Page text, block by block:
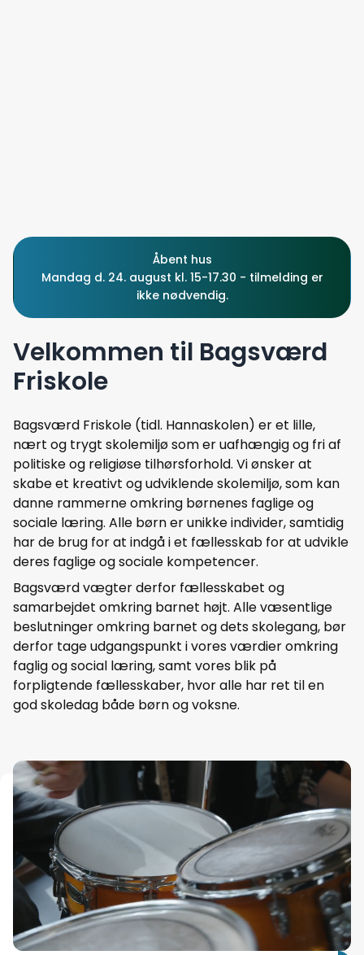
Åbent hus
Mandag d. 24. august kl. 15-17.30 - tilmelding er
ikke nødvendig.
Velkommen til Bagsværd
Friskole
Bagsværd Friskole (tidl. Hannaskolen) er et lille,
nært og trygt skolemiljø som er uafhængig og fri af
politiske og religiøse tilhørsforhold. Vi ønsker at
skabe et kreativt og udviklende skolemiljø, som kan
danne rammerne omkring børnenes faglige og
sociale læring. Alle børn er unikke individer, samtidig
har de brug for at indgå i et fællesskab for at udvikle
deres faglige og sociale kompetencer.
Bagsværd vægter derfor fællesskabet og
samarbejdet omkring barnet højt. Alle væsentlige
beslutninger omkring barnet og dets skolegang, bør
derfor tage udgangspunkt i vores værdier omkring
faglig og social læring, samt vores blik på
forpligtende fællesskaber, hvor alle har ret til en
god skoledag både børn og voksne.